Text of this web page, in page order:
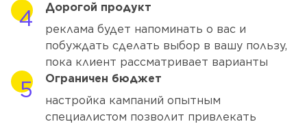
Дорогой продукт
реклама будет напоминать о вас и
побуждать сделать выбор в вашу пользу,
пока клиент рассматривает варианты
Ограничен бюджет
настройка кампаний опытным
специалистом позволит привлекать